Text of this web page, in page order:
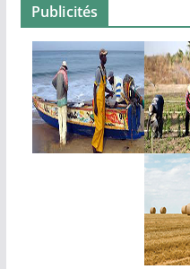
Publicités